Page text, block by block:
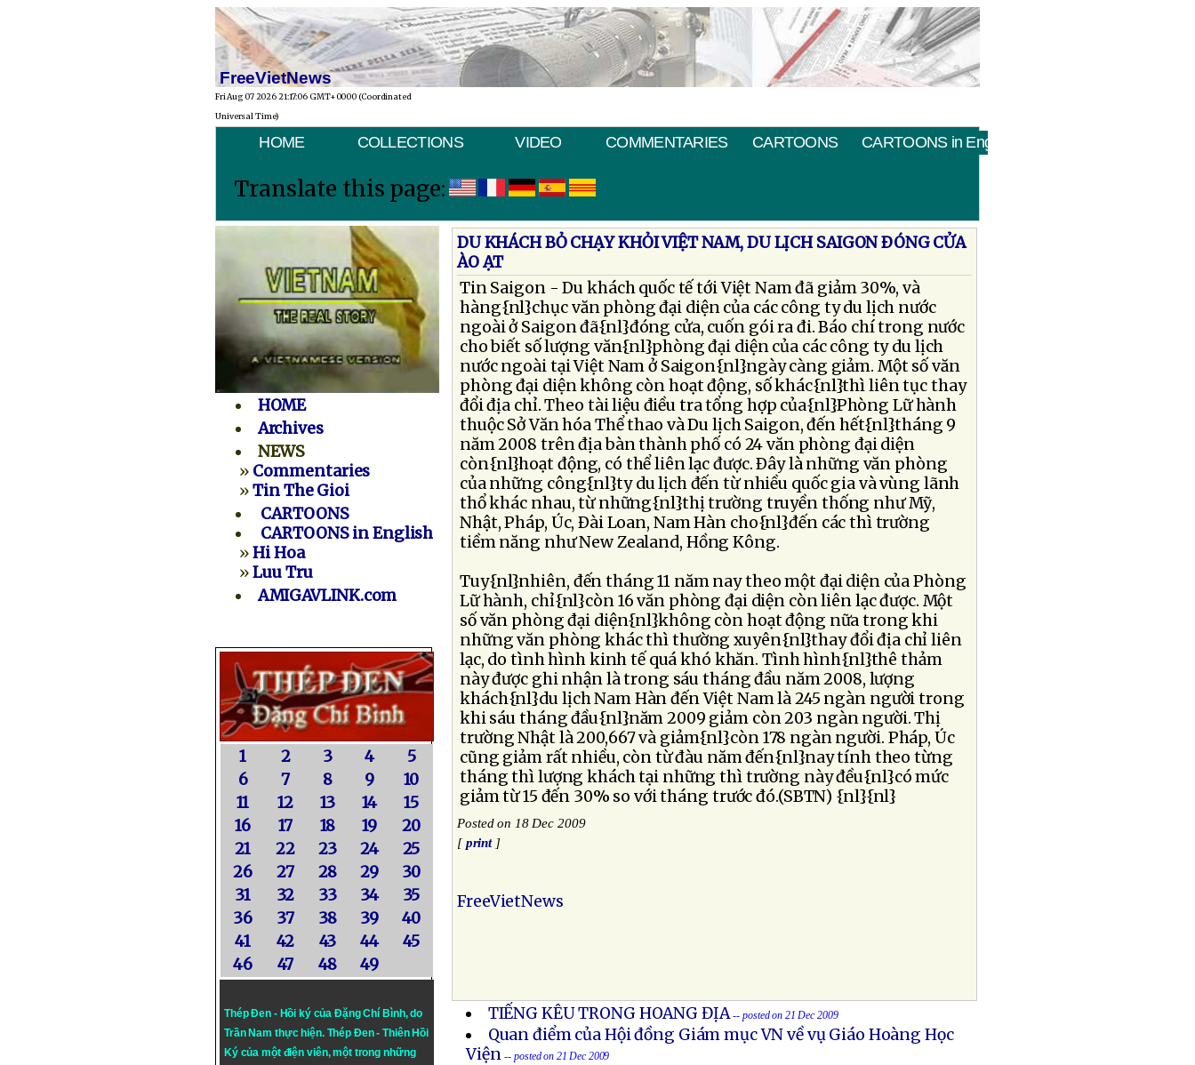
FreeVietNews
Fri Aug 07 2026 21:17:06 GMT+0000 (Coordinated
Universal Time)
HOME COLLECTIONS VIDEO COMMENTARIES CARTOONS CARTOONS in English
Translate this page:
HOME
Archives
NEWS
» Commentaries
»Tin The Gioi
CARTOONS
CARTOONS in English
»Hi Hoa
»Luu Tru
AMIGAVLINK.com
1 2 3 4
5
6
7 8 9
10
11
12 13 14
15
16
17 18 19
20
21
22 23 24
25
26
27 28 29
30
31
32 33 34
35
36
37 38 39
40
41
42 43 44
45
46
47 48 49
Thép Đen - Hồi ký của Đặng Chí Bình, do
Trần Nam thực hiện. Thép Đen- Thiên Hồi
Ký của một điện viên, một trong những
DU KHÁCH BỎ CHẠY KHỎI VIỆT NAM, DU LỊCH SAIGON ÐÓNG CỬA
ÀO ẠT
Tin Saigon - Du khách quốc tế tới Việt Nam đã giảm 30%, và
hàng{nl}chục văn phòng đại diện của các công ty du lịch nước
ngoài ở Saigon đã{nl}đóng cửa, cuốn gói ra đi. Báo chí trong nước
cho biết số lượng văn{nl}phòng đại diện của các công ty du lịch
nước ngoài tại Việt Nam ở Saigon{nl}ngày càng giảm. Một số văn
phòng đại diện không còn hoạt động, số khác{nl}thì liên tục thay
đổi địa chỉ. Theo tài liệu điều tra tổng hợp của{nl}Phòng Lữ hành
thuộc Sở Văn hóa Thể thao và Du lịch Saigon, đến hết{nl}tháng 9
năm 2008 trên địa bàn thành phố có 24 văn phòng đại diện
còn{nl}hoạt động, có thể liên lạc được. Ðây là những văn phòng
của những công{nl}ty du lịch đến từ nhiều quốc gia và vùng lãnh
thổ khác nhau, từ những{nl}thị trường truyền thống như Mỹ,
Nhật, Pháp, Úc, Ðài Loan, Nam Hàn cho{nl}đến các thì trường
tiềm năng như New Zealand, Hồng Kông.
Tuy{nl}nhiên, đến tháng 11 năm nay theo một đại diện của Phòng
Lữ hành, chỉ{nl}còn 16 văn phòng đại diện còn liên lạc được. Một
số văn phòng đại diện{nl}không còn hoạt động nữa trong khi
những văn phòng khác thì thường xuyên{nl}thay đổi địa chỉ liên
lạc, do tình hình kinh tế quá khó khăn. Tình hình{nl}thê thảm
này được ghi nhận là trong sáu tháng đầu năm 2008, lượng
khách{nl}du lịch Nam Hàn đến Việt Nam là 245 ngàn người trong
khi sáu tháng đầu{nl}năm 2009 giảm còn 203 ngàn người. Thị
trường Nhật là 200,667 và giảm{nl}còn 178 ngàn người. Pháp, Úc
cũng giảm rất nhiều, còn từ đàu năm đến{nl}nay tính theo từng
tháng thì lượng khách tại những thì trường này đều{nl}có mức
giảm từ 15 đến 30% so với tháng trước đó.(SBTN) {nl}{nl}
Posted on 18 Dec 2009
[print]
FreeVietNews
TIẾNG KÊU TRONG HOANG ĐỊA -- posted on 21 Dec 2009
Quan điểm của Hội đồng Giám mục VN về vụ Giáo Hoàng Học
Viện-- posted on 21 Dec 2009